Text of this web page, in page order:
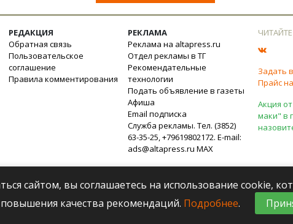
РЕДАКЦИЯ
Обратная связь
Пользовательское
соглашение
Правила комментирования
РЕКЛАМА
Реклама на altapress.ru
Отдел рекламы в ТГ
Рекомендательные
технологии
Подать объявление в газеты
Афиша
Email подписка
Служба рекламы. Тел. (3852)
63-35-25, +79619802172. E-mail:
ads@altapress.ru MAX
Задать
Прайс
Акция
маки" в
сайтом, вы соглашаетесь на использование cookie,
качества рекомендаций. Подробнее.